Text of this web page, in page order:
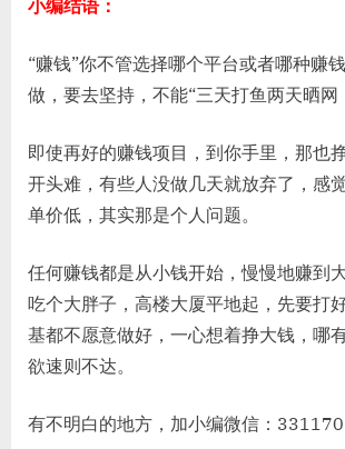
小编结语：
“赚钱”你不管选择哪个平台或者哪种赚
做，要去坚持，不能“三天打鱼两天晒网
即使再好的赚钱项目，到你手里，那也
开头难，有些人没做几天就放弃了，感
单价低，其实那是个人问题。
任何赚钱都是从小钱开始，慢慢地赚到
吃个大胖子，高楼大厦平地起，先要打
基都不愿意做好，一心想着挣大钱，哪
欲速则不达。
有不明白的地方，加小编微信：